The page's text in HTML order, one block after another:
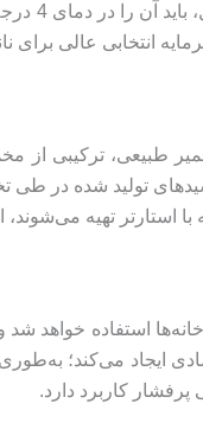
انتخابی عالی
طبیعی، ترکیبی
تولید شده در طی
استارتر تهیه
کاربرد دارد.